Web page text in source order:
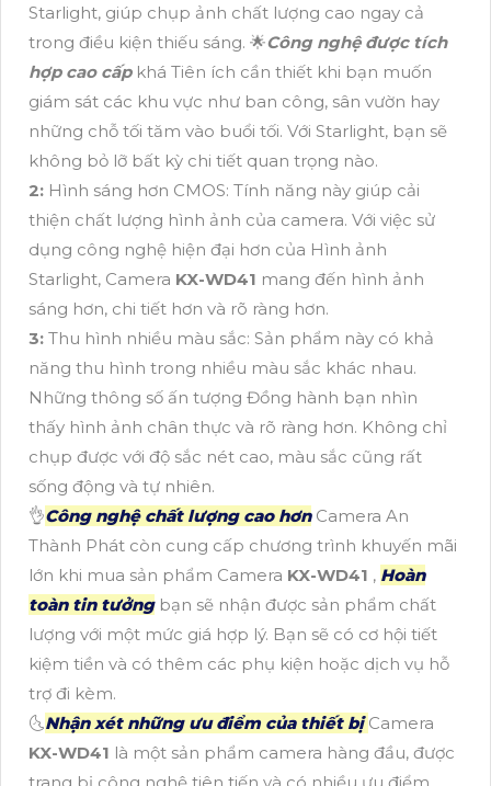
Starlight, giúp chụp ảnh chất lượng cao ngay cả
trong điều kiện thiếu sáng. 🌟Công nghệ được tích
hợp cao cấpkhá Tiên ích cần thiết khi bạn muốn
giám sát các khu vực như ban công, sân vườn hay
những chỗ tối tăm vào buổi tối. Với Starlight, bạn sẽ
không bỏ lỡ bất kỳ chi tiết quan trọng nào.
2: Hình sáng hơn CMOS: Tính năng này giúp cải
thiện chất lượng hình ảnh của camera. Với việc sử
dụng công nghệ hiện đại hơn của Hình ảnh
Starlight, Camera KX-WD41 mang đến hình ảnh
sáng hơn, chi tiết hơn và rõ ràng hơn.
3: Thu hình nhiều màu sắc: Sản phẩm này có khả
năng thu hình trong nhiều màu sắc khác nhau.
Những thông số ấn tượng Đồng hành bạn nhìn
thấy hình ảnh chân thực và rõ ràng hơn. Không chỉ
chụp được với độ sắc nét cao, màu sắc cũng rất
sống động và tự nhiên.
👌Công nghệ chất lượng cao hơnCamera An
Thành Phát còn cung cấp chương trình khuyến mãi
lớn khi mua sản phẩm Camera KX-WD41 , Hoàn
toàn tin tưởngbạn sẽ nhận được sản phẩm chất
lượng với một mức giá hợp lý. Bạn sẽ có cơ hội tiết
kiệm tiền và có thêm các phụ kiện hoặc dịch vụ hỗ
trợ đi kèm.
🌜Nhận xét những ưu điểm của thiết bịCamera
KX-WD41 là một sản phẩm camera hàng đầu, được
trang bị công nghệ tiên tiến và có nhiều ưu điểm